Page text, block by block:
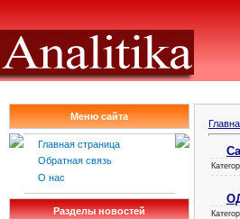
Меню сайта
Главная страница
Обратная связь
О нас
Разделы новостей